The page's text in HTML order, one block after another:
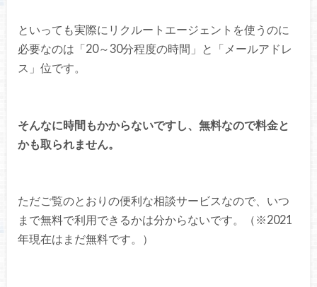
といっても実際にリクルートエージェントを使うのに
必要なのは「20～30分程度の時間」と「メールアドレ
ス」位です。
そんなに時間もかからないですし、無料なので料金と
かも取られません。
ただご覧のとおりの便利な相談サービスなので、いつ
まで無料で利用できるかは分からないです。（※2021
年現在はまだ無料です。）